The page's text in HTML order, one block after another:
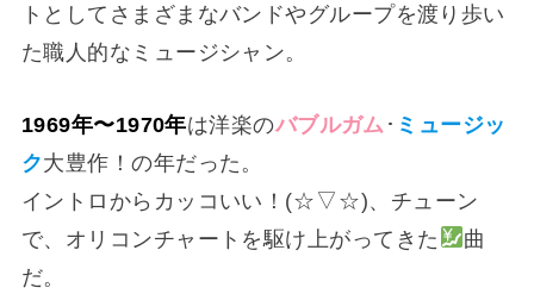
トとしてさまざまなバンドやグループを渡り歩い
た職人的なミュージシャン。
1969年〜1970年は洋楽のバブルガム ･ ミュージッ
ク大豊作！の年だった。
イントロからカッコいい！(⁠☆⁠▽⁠☆⁠)、チューン
で、オリコンチャートを駆け上がってきた
曲
だ。